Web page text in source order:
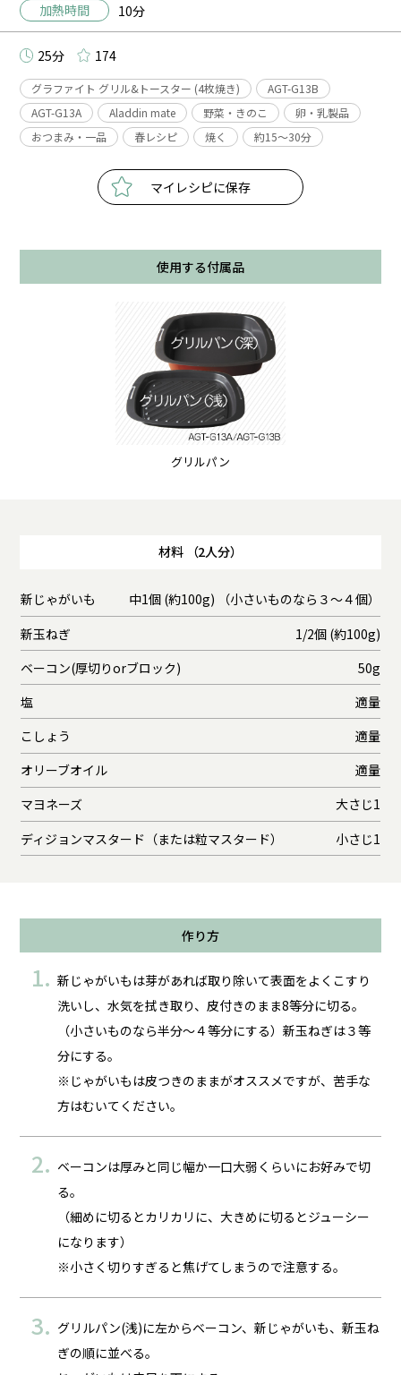
加熱時間
10分
25分 174
グラファイト グリル&トースター (4枚焼き)
AGT-G13B
AGT-G13A
Aladdin mate 野菜・きのこ
卵・乳製品
おつまみ・一品
春レシピ 焼く 約15〜30分
マイレシピに保存
使用する付属品
グリルパン
材料 （2人分）
新じゃがいも
中1個 (約100g) （小さいものなら３～４個）
新玉ねぎ
1/2個 (約100g)
ベーコン(厚切りorブロック)
50g
塩
適量
こしょう
適量
オリーブオイル
適量
マヨネーズ
大さじ1
ディジョンマスタード（または粒マスタード）
小さじ1
作り方
新じゃがいもは芽があれば取り除いて表面をよくこすり
洗いし、水気を拭き取り、皮付きのまま8等分に切る。
（小さいものなら半分～４等分にする）新玉ねぎは３等
分にする。
※じゃがいもは皮つきのままがオススメですが、苦手な
方はむいてください。
ベーコンは厚みと同じ幅か一口大弱くらいにお好みで切
る。
（細めに切るとカリカリに、大きめに切るとジューシー
になります）
※小さく切りすぎると焦げてしまうので注意する。
グリルパン(浅)に左からベーコン、新じゃがいも、新玉ね
ぎの順に並べる。